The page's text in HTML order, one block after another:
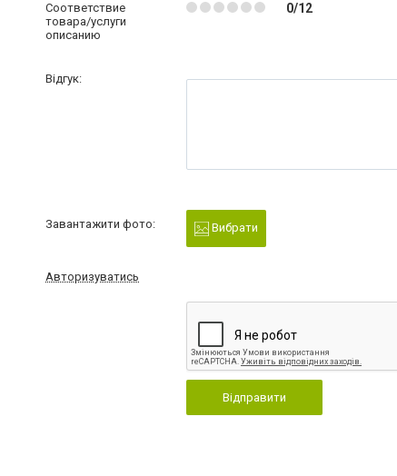
Соответствие
товара/услуги
описанию
0/12
Відгук:
Завантажити фото: Вибрати
Авторизуватись
Відправити